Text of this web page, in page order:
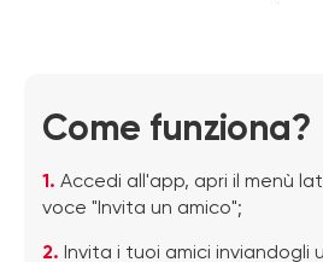
Come funziona?
1. Accedi all'app, apri il menù
voce "Invita un amico";
2. Invita i tuoi amici inviandogli